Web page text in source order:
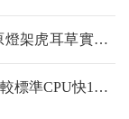
架虎耳草實證
標準CPU快1億